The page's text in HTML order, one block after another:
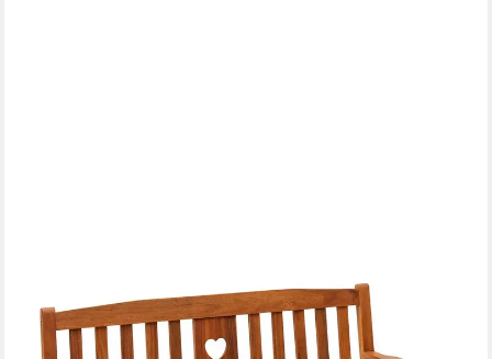
Gartenbank Gartenbank Heart, 2- oder 3-Sitzer, Farbe braun,
Gartenbank aus FSC®-zertifiziertem Akazienholz mit Landhaus-
Charme